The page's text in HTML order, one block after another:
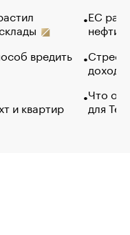
вредить
и квартир
ЕС
нефти
Что
для